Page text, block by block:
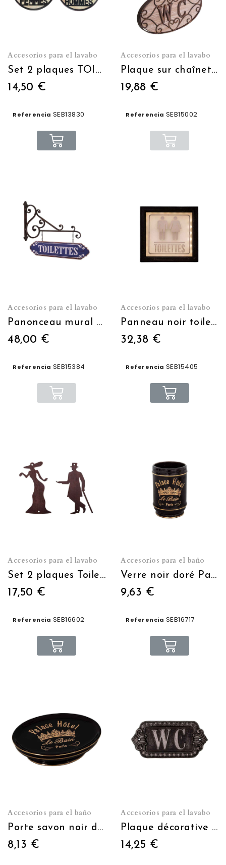
Accesorios para el lavabo
Set 2 plaques TOILETTES Hommes Femmes
14,50 €
Referencia SEB13830
Accesorios para el lavabo
Plaque sur chaînette WC
19,88 €
Referencia SEB15002
Accesorios para el lavabo
Panonceau mural "TOILETTES"
48,00 €
Referencia SEB15384
Accesorios para el lavabo
Panneau noir toilettes lumineux
32,38 €
Referencia SEB15405
Accesorios para el lavabo
Set 2 plaques Toilette
17,50 €
Referencia SEB16602
Accesorios para el baño
Verre noir doré Palace Hôtel
9,63 €
Referencia SEB16717
Accesorios para el baño
Porte savon noir doré Palace Hôtel
8,13 €
Accesorios para el lavabo
Plaque décorative WC
14,25 €